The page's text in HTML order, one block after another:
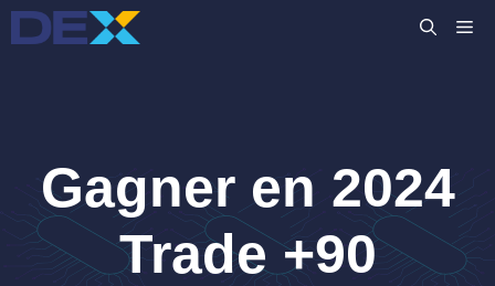
Aller
au
Gagner en 2024
Trade +90